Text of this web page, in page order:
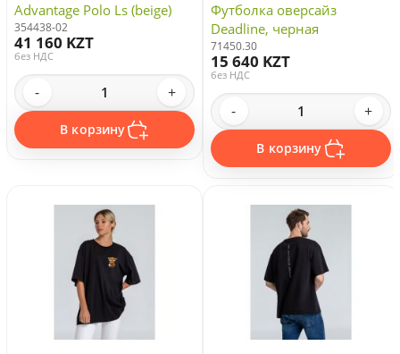
Advantage Polo Ls (beige)
354438-02
41 160 KZT
без НДС
- +
В корзину
Футболка оверсайз
Deadline, черная
71450.30
15 640 KZT
без НДС
- +
В корзину